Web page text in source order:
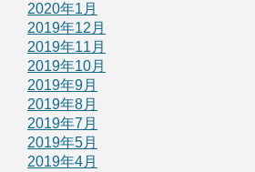
2020年1月
2019年12月
2019年11月
2019年10月
2019年9月
2019年8月
2019年7月
2019年5月
2019年4月